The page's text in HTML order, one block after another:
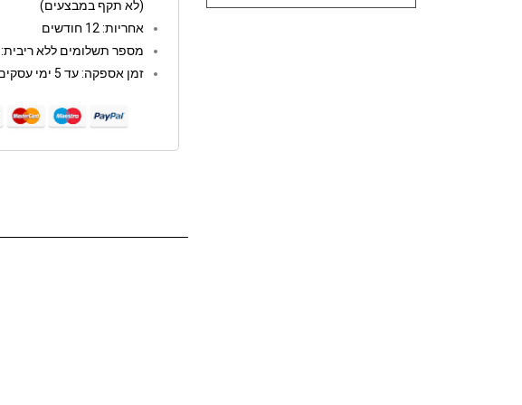
(לא תקף במבצעים)
אחריות: 12 חודשים
מספר תשלומים ללא ריבית: 36
זמן אספקה: עד 5 ימי עסקים